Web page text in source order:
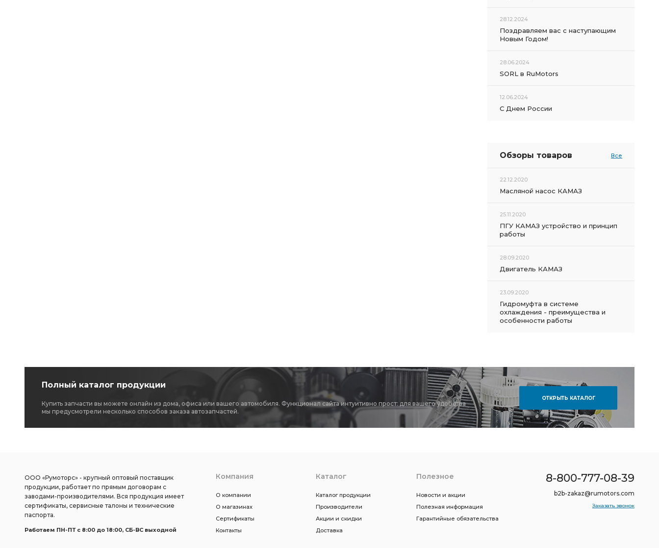
28.12.2024
Поздравляем вас с наступающим
Новым Годом!
28.06.2024
SORL в RuMotors
12.06.2024
С Днем России
Обзоры товаров Все
22.12.2020
Масляной насос КАМАЗ
25.11.2020
ПГУ КАМАЗ устройство и принцип
работы
28.09.2020
Двигатель КАМАЗ
23.09.2020
Гидромуфта в системе
охлаждения - преимущества и
особенности работы
Полный каталог продукции
Купить запчасти вы можете онлайн из дома, офиса или вашего автомобиля. Функционал сайта интуитивно прост: для вашего удобства
мы предусмотрели несколько способов заказа автозапчастей.
ОТКРЫТЬ КАТАЛОГ
ООО «Румоторс» - крупный оптовый поставщик
продукции, работает по прямым договорам с
заводами-производителями. Вся продукция имеет
сертификаты, сервисные талоны и технические
паспорта.
Работаем ПН-ПТ c 8:00 до 18:00, СБ-ВС выходной
Компания
О компании
О магазинах
Сертификаты
Контакты
Каталог
Каталог продукции
Производители
Акции и скидки
Доставка
Полезное
Новости и акции
Полезная информация
Гарантийные обязательства
8-800-777-08-39
b2b-zakaz@rumotors.com
Заказать звонок